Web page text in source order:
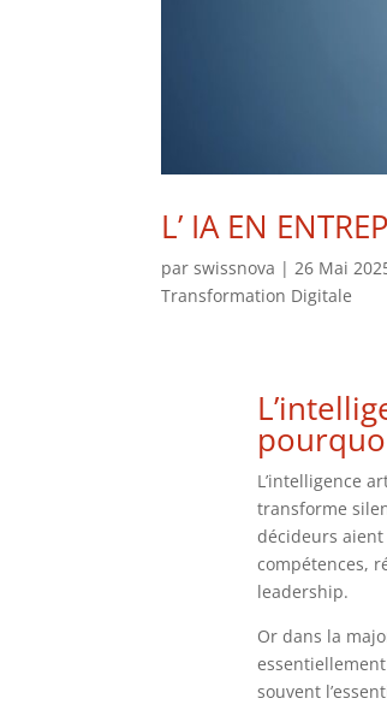
L’ IA EN
parswissnova |26 Mai
Transformation Digitale
L’intelligence
transforme
décideurs
compétences,
leadership.
Or dans la
souvent